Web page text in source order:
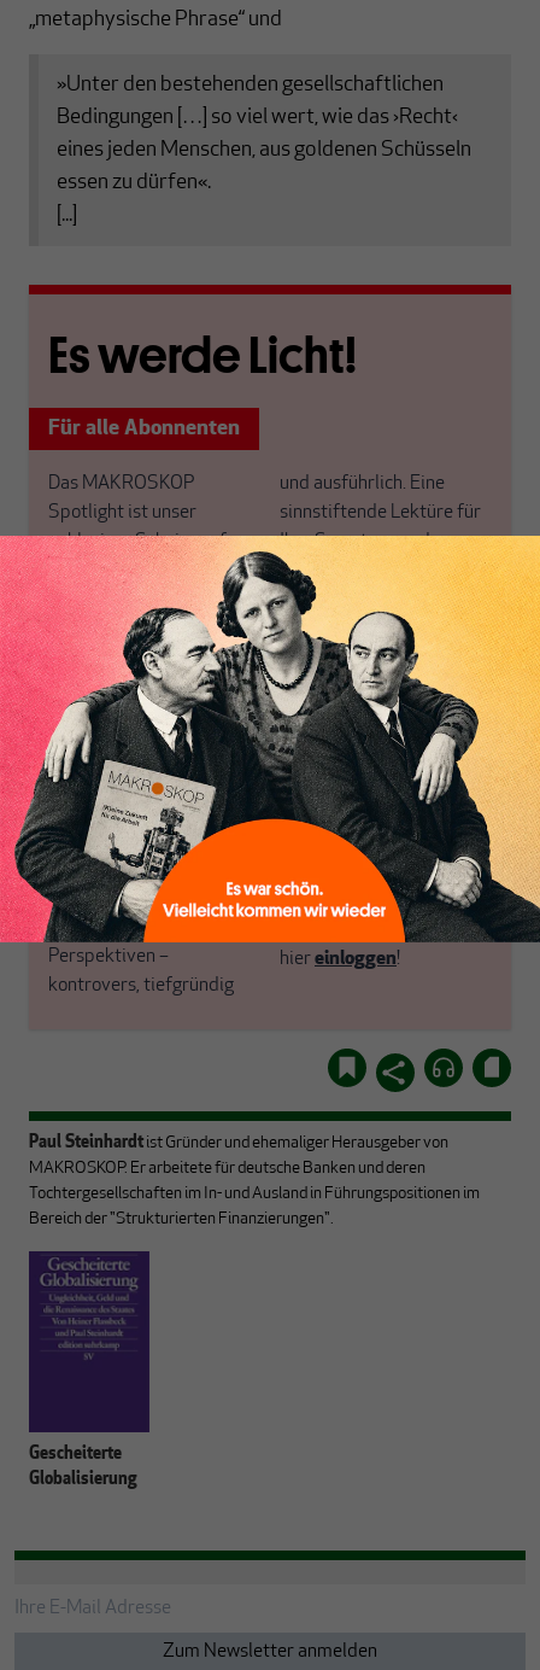
Inhaltsverzeichnis
„metaphysische Phrase“ und
»Unter den bestehenden gesellschaftlichen
Bedingungen […] so viel wert, wie das ›Recht‹
eines jeden Menschen, aus goldenen Schüsseln
essen zu dürfen«.
[...]
Es werde Licht!
Für alle Abonnenten
Das MAKROSKOP
Spotlight ist unser
exklusiver Scheinwerfer
auf einen Schwerpunkt,
den wir alle zwei Wochen
für unsere ABO+ Leser
neu ausrichten.
Warum versteht fast
niemand unser eigenes
Geldsystem? Macht
Arbeitszeitverkürzung
Sinn? Wie geht es mit der
Globalisierung weiter?
Mit ausgewählten Texten
stellen wir uns großen
Fragen aus verschiedenen
Perspektiven –
kontrovers, tiefgründig
und ausführlich. Eine
sinnstiftende Lektüre für
Ihre Samstage und
Sonntage.
Sie haben noch kein
Abo+? Dann werten Sie
jetzt auf und profitieren
von einem erweiterten
inhaltlichen Angebot und
anderen Vorteilen mehr.
ABONNIEREN SIE
MAKROSKOP
Schon Abonnent?Dann
hiereinloggen!
Paul Steinhardt ist Gründer und ehemaliger Herausgeber von
MAKROSKOP. Er arbeitete für deutsche Banken und deren
Tochtergesellschaften im In- und Ausland in Führungspositionen im
Bereich der "Strukturierten Finanzierungen".
Gescheiterte
Globalisierung